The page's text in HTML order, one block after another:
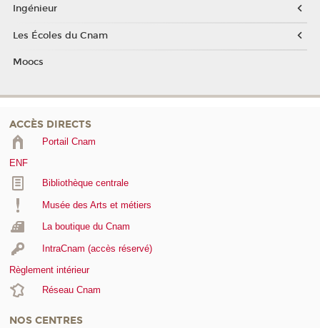
Ingénieur
Les Écoles du Cnam
Moocs
ACCÈS DIRECTS
Portail Cnam
ENF
Bibliothèque centrale
Musée des Arts et métiers
La boutique du Cnam
IntraCnam (accès réservé)
Règlement intérieur
Réseau Cnam
NOS CENTRES